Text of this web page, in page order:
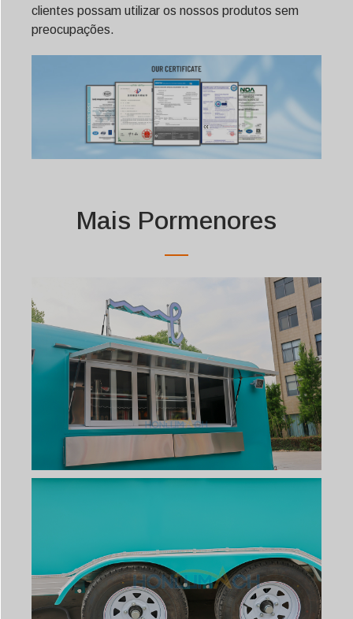
clientes possam utilizar os nossos produtos sem
preocupações.
Mais Pormenores
Slovenščina
Latviešu valoda
Dansk
Norsk nynorsk
Maori
Eesti
Български
Nederlands (België)
हिन्दी
Norsk bokmål